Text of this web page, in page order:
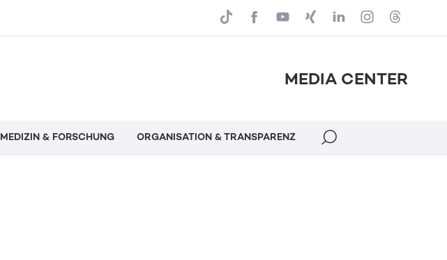
MEDIA CENTER
MEDIZIN & FORSCHUNG ORGANISATION & TRANSPARENZ